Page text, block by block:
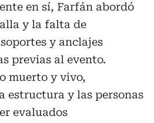
en sí, Farfán abordó
y la falta de
y anclajes
previas al evento.
muerto y vivo,
estructura y las personas
evaluados